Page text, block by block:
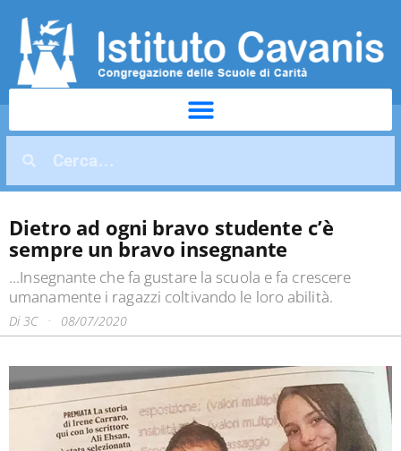
Dietro ad ogni bravo studente c’è
sempre un bravo insegnante
...Insegnante che fa gustare la scuola e fa crescere
umanamente i ragazzi coltivando le loro abilità.
Di 3C 08/07/2020